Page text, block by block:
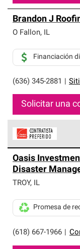
Brandon J
O Fallon, IL
(636) 345-2881
Financiación
Solicitar una
parte de una red
que cumplen con
de
Oasis
Disaster
TROY, IL
(618) 667-1966
Promesa de